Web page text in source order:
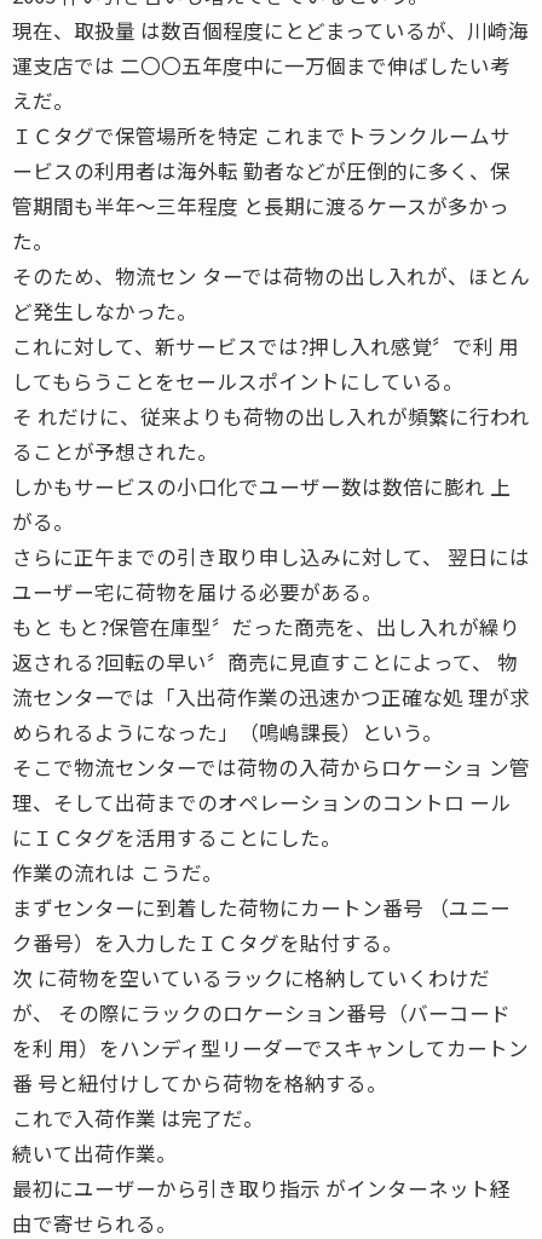
現在、取扱量 は数百個程度にとどまっているが、川崎海
運支店では 二〇〇五年度中に一万個まで伸ばしたい考
えだ。
ＩＣタグで保管場所を特定 これまでトランクルームサ
ービスの利用者は海外転 勤者などが圧倒的に多く、保
管期間も半年〜三年程度 と長期に渡るケースが多かっ
た。
そのため、物流セン ターでは荷物の出し入れが、ほとん
ど発生しなかった。
これに対して、新サービスでは?押し入れ感覚〞で利 用
してもらうことをセールスポイントにしている。
そ れだけに、従来よりも荷物の出し入れが頻繁に行われ
ることが予想された。
しかもサービスの小口化でユーザー数は数倍に膨れ 上
がる。
さらに正午までの引き取り申し込みに対して、 翌日には
ユーザー宅に荷物を届ける必要がある。
もと もと?保管在庫型〞だった商売を、出し入れが繰り
返される?回転の早い〞商売に見直すことによって、 物
流センターでは「入出荷作業の迅速かつ正確な処 理が求
められるようになった」（鳴嶋課長）という。
そこで物流センターでは荷物の入荷からロケーショ ン管
理、そして出荷までのオペレーションのコントロ ール
にＩＣタグを活用することにした。
作業の流れは こうだ。
まずセンターに到着した荷物にカートン番号 （ユニー
ク番号）を入力したＩＣタグを貼付する。
次 に荷物を空いているラックに格納していくわけだ
が、 その際にラックのロケーション番号（バーコード
を利 用）をハンディ型リーダーでスキャンしてカートン
番 号と紐付けしてから荷物を格納する。
これで入荷作業 は完了だ。
続いて出荷作業。
最初にユーザーから引き取り指示 がインターネット経
由で寄せられる。